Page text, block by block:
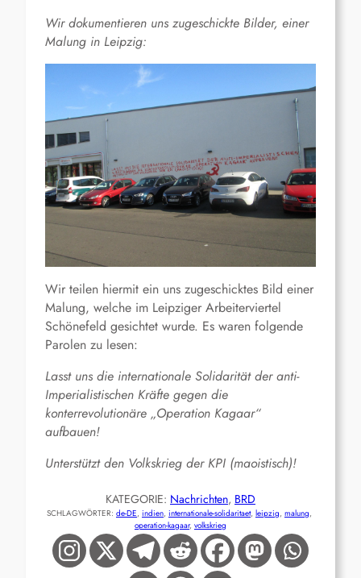
Wir dokumentieren uns zugeschickte Bilder, einer
Malung in Leipzig:
Wir teilen hiermit ein uns zugeschicktes Bild einer
Malung, welche im Leipziger Arbeiterviertel
Schönefeld gesichtet wurde. Es waren folgende
Parolen zu lesen:
Lasst uns die internationale Solidarität der anti-
Imperialistischen Kräfte gegen die
konterrevolutionäre „Operation Kagaar“
aufbauen!
Unterstützt den Volkskrieg der KPI (maoistisch)!
KATEGORIE: Nachrichten, BRD
SCHLAGWÖRTER: de-DE, indien, internationale-solidaritaet, leipzig, malung
operation-kagaar, volkskrieg